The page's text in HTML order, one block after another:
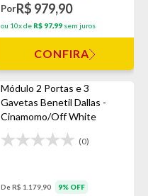
PorR$ 979,90
ou 10x de R$ 97,99 sem juros
CONFIRA
Módulo 2 Portas e 3
Gavetas Benetil Dallas -
Cinamomo/Off White
(0)
De R$ 1.179,90 9% OFF